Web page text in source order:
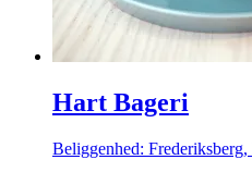
Hart Bageri
Beliggenhed: